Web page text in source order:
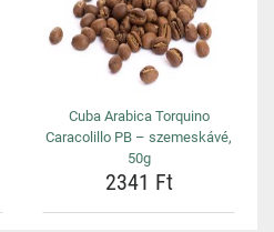
Cuba Arabica Torquino
Caracolillo PB – szemeskávé,
50g
2341 Ft